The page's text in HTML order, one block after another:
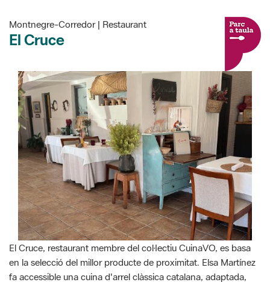
Montnegre-Corredor | Restaurant
El Cruce
El Cruce, restaurant membre del col·lectiu CuinaVO, es basa
en la selecció del millor producte de proximitat. Elsa Martínez
fa accessible una cuina d'arrel clàssica catalana, adaptada,